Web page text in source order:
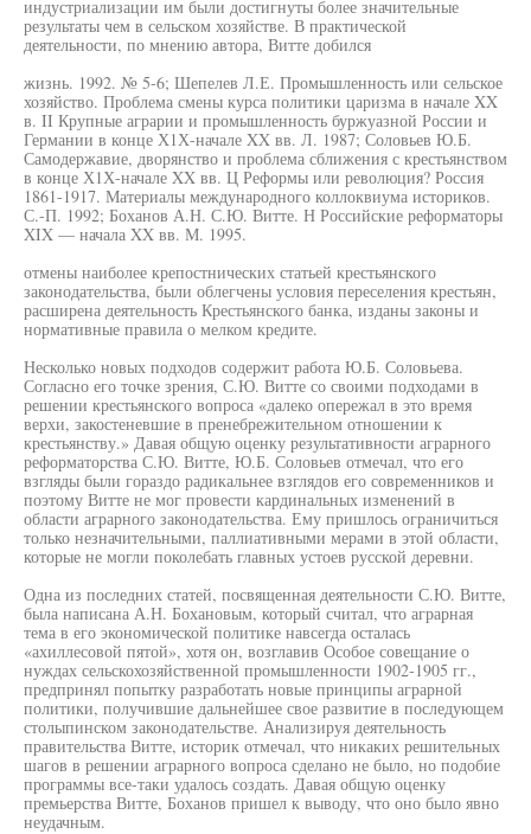
индустриализации им были достигнуты более значительные
результаты чем в сельском хозяйстве. В практической
деятельности, по мнению автора, Витте добился
жизнь. 1992. № 5-6; Шепелев Л.Е. Промышленность или сельское
хозяйство. Проблема смены курса политики царизма в начале XX
в. II Крупные аграрии и промышленность буржуазной России и
Германии в конце Х1Х-начале XX вв. Л. 1987; Соловьев Ю.Б.
Самодержавие, дворянство и проблема сближения с крестьянством
в конце Х1Х-начале XX вв. Ц Реформы или революция? Россия
1861-1917. Материалы международного коллоквиума историков.
С.-П. 1992; Боханов А.Н. С.Ю. Витте. Н Российские реформаторы
XIX — начала XX вв. М. 1995.
отмены наиболее крепостнических статьей крестьянского
законодательства, были облегчены условия переселения крестьян,
расширена деятельность Крестьянского банка, изданы законы и
нормативные правила о мелком кредите.
Несколько новых подходов содержит работа Ю.Б. Соловьева.
Согласно его точке зрения, С.Ю. Витте со своими подходами в
решении крестьянского вопроса «далеко опережал в это время
верхи, закостеневшие в пренебрежительном отношении к
крестьянству.» Давая общую оценку результативности аграрного
реформаторства С.Ю. Витте, Ю.Б. Соловьев отмечал, что его
взгляды были гораздо радикальнее взглядов его современников и
поэтому Витте не мог провести кардинальных изменений в
области аграрного законодательства. Ему пришлось ограничиться
только незначительными, паллиативными мерами в этой области,
которые не могли поколебать главных устоев русской деревни.
Одна из последних статей, посвященная деятельности С.Ю. Витте,
была написана А.Н. Бохановым, который считал, что аграрная
тема в его экономической политике навсегда осталась
«ахиллесовой пятой», хотя он, возглавив Особое совещание о
нуждах сельскохозяйственной промышленности 1902-1905 гг.,
предпринял попытку разработать новые принципы аграрной
политики, получившие дальнейшее свое развитие в последующем
столыпинском законодательстве. Анализируя деятельность
правительства Витте, историк отмечал, что никаких решительных
шагов в решении аграрного вопроса сделано не было, но подобие
программы все-таки удалось создать. Давая общую оценку
премьерства Витте, Боханов пришел к выводу, что оно было явно
неудачным.